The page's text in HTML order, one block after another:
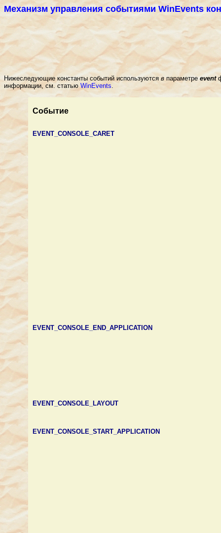
Механизм управления событиями WinEvents
Нижеследующие константы событий используются впараметре event
информации, см. статьюWinEvents.
Событие
EVENT_CONSOLE_CARET
EVENT_CONSOLE_END_APPLICATION
EVENT_CONSOLE_LAYOUT
EVENT_CONSOLE_START_APPLICATION